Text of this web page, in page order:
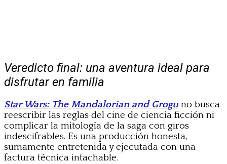
Veredicto final: una aventura ideal para
disfrutar en familia
Star Wars: The Mandalorian and Groguno busca
reescribir las reglas del cine de ciencia ficción ni
complicar la mitología de la saga con giros
indescifrables. Es una producción honesta,
sumamente entretenida y ejecutada con una
factura técnica intachable.